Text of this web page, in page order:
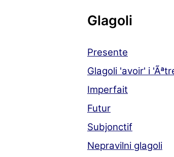
Glagoli
Presente
Glagoli 'avoir' i
Imperfait
Futur
Subjonctif
Nepravilni glagoli